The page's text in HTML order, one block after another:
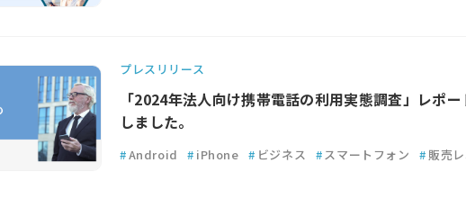
プレスリリース
「2024年法人向け携帯電話の利用実態調査」レポ
しました。
#Android # iPhone # ビジネス #スマートフォン # 販売